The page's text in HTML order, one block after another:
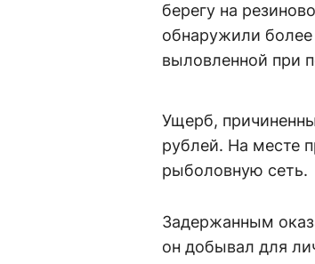
берегу на
обнаружили
выловленной при
Ущерб,
рублей. На месте
рыболовную сеть.
Задержанным
он добывал для